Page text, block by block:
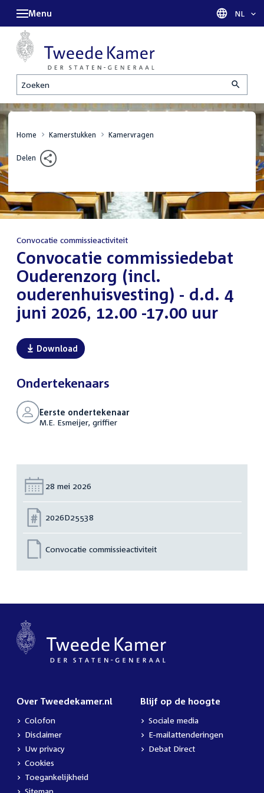
Zoeken
Menu Taal
NL
Home Kamerstukken Kamervragen
Delen
Convocatie commissieactiviteit
:Convocatie commissiedebat
Ouderenzorg (incl.
ouderenhuisvesting) - d.d. 4
juni 2026, 12.00 -17.00 uur
Download
Ondertekenaars
Eerste ondertekenaar
M.E. Esmeijer, griffier
Datum:
28 mei 2026
Nummer:
2026D25538
Convocatie commissieactiviteit
Over Tweedekamer.nl
Colofon
Disclaimer
Uw privacy
Cookies
Toegankelijkheid
Blijf op de hoogte
Sociale media
E-mailattenderingen
Debat Direct